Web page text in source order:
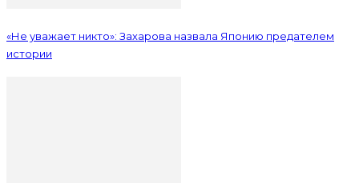
«Не уважает никто»: Захарова назвала Японию предателем
истории